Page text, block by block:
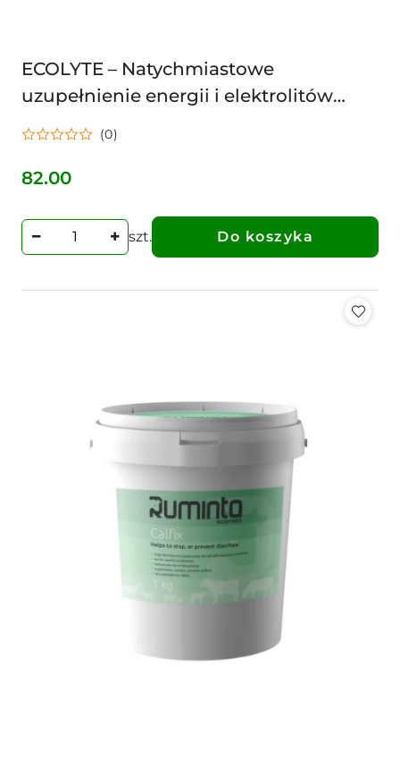
ECOLYTE – Natychmiastowe
uzupełnienie energii i elektrolitów
cielak 1,5kg RUMINTA
(0)
Cena:
82.00
szt. Do koszyka